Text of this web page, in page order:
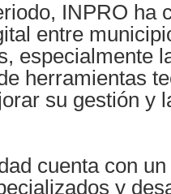
INPRO ha
entre
especialmente
herramientas
su gestión y
cuenta con
y